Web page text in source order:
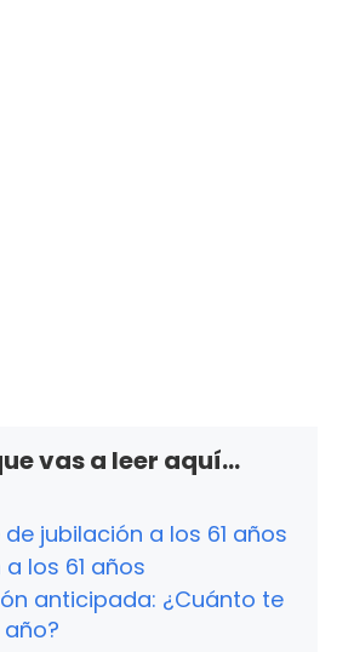
vas a leer aquí...
jubilación a los 61 años
los 61 años
anticipada: ¿Cuánto te